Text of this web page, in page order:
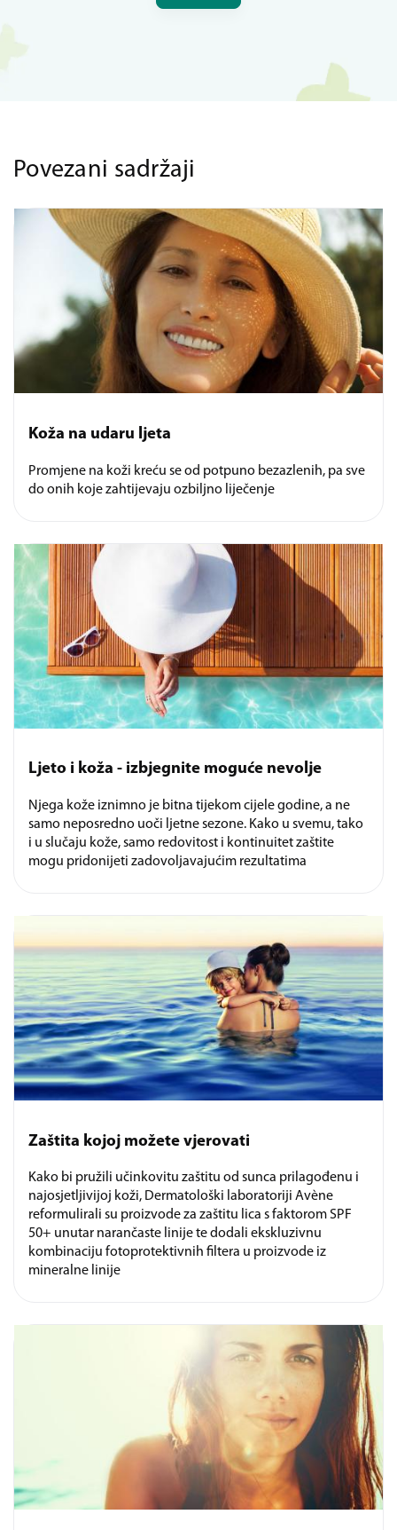
Povezani sadržaji
Koža na udaru ljeta
Promjene na koži kreću se od potpuno bezazlenih, pa sve
do onih koje zahtijevaju ozbiljno liječenje
Ljeto i koža - izbjegnite moguće nevolje
Njega kože iznimno je bitna tijekom cijele godine, a ne
samo neposredno uoči ljetne sezone. Kako u svemu, tako
i u slučaju kože, samo redovitost i kontinuitet zaštite
mogu pridonijeti zadovoljavajućim rezultatima
Zaštita kojoj možete vjerovati
Kako bi pružili učinkovitu zaštitu od sunca prilagođenu i
najosjetljivijoj koži, Dermatološki laboratoriji Avène
reformulirali su proizvode za zaštitu lica s faktorom SPF
50+ unutar narančaste linije te dodali ekskluzivnu
kombinaciju fotoprotektivnih filtera u proizvode iz
mineralne linije